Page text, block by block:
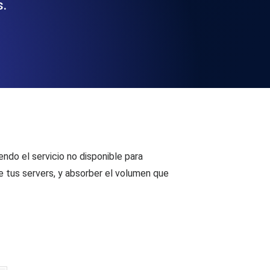
funcionalidad de la API
el servicio no disponible para
servers, y absorber el volumen que